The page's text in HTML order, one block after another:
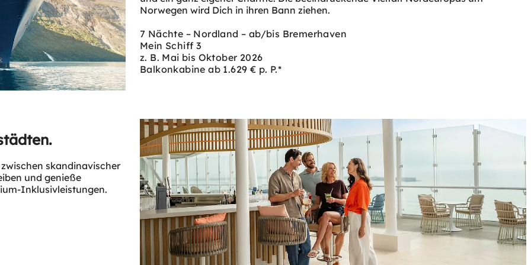
Norwegen wird Dich in ihren Bann ziehen.
7 Nächte – Nordland – ab/bis Bremerhaven
Mein Schiff 3
z. B. Mai bis Oktober 2026
Balkonkabine ab 1.629 € p. P.*
skandinavischer
und genieße
Inklusivleistungen.